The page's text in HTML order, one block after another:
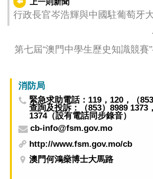
上一則新聞
行政長官岑浩輝與中國駐葡萄牙
第七屆“澳門中學生歷史知識競賽
消防局
緊急求助電話：119，120，（
查詢及投訴：（853）8989 1373
1374（設有電話同步錄音）
cb-info@fsm.gov.mo
http://www.fsm.gov.mo/cb
澳門何鴻燊博士大馬路